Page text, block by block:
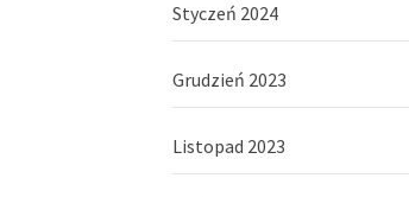
Styczeń 2024
Grudzień 2023
Listopad 2023